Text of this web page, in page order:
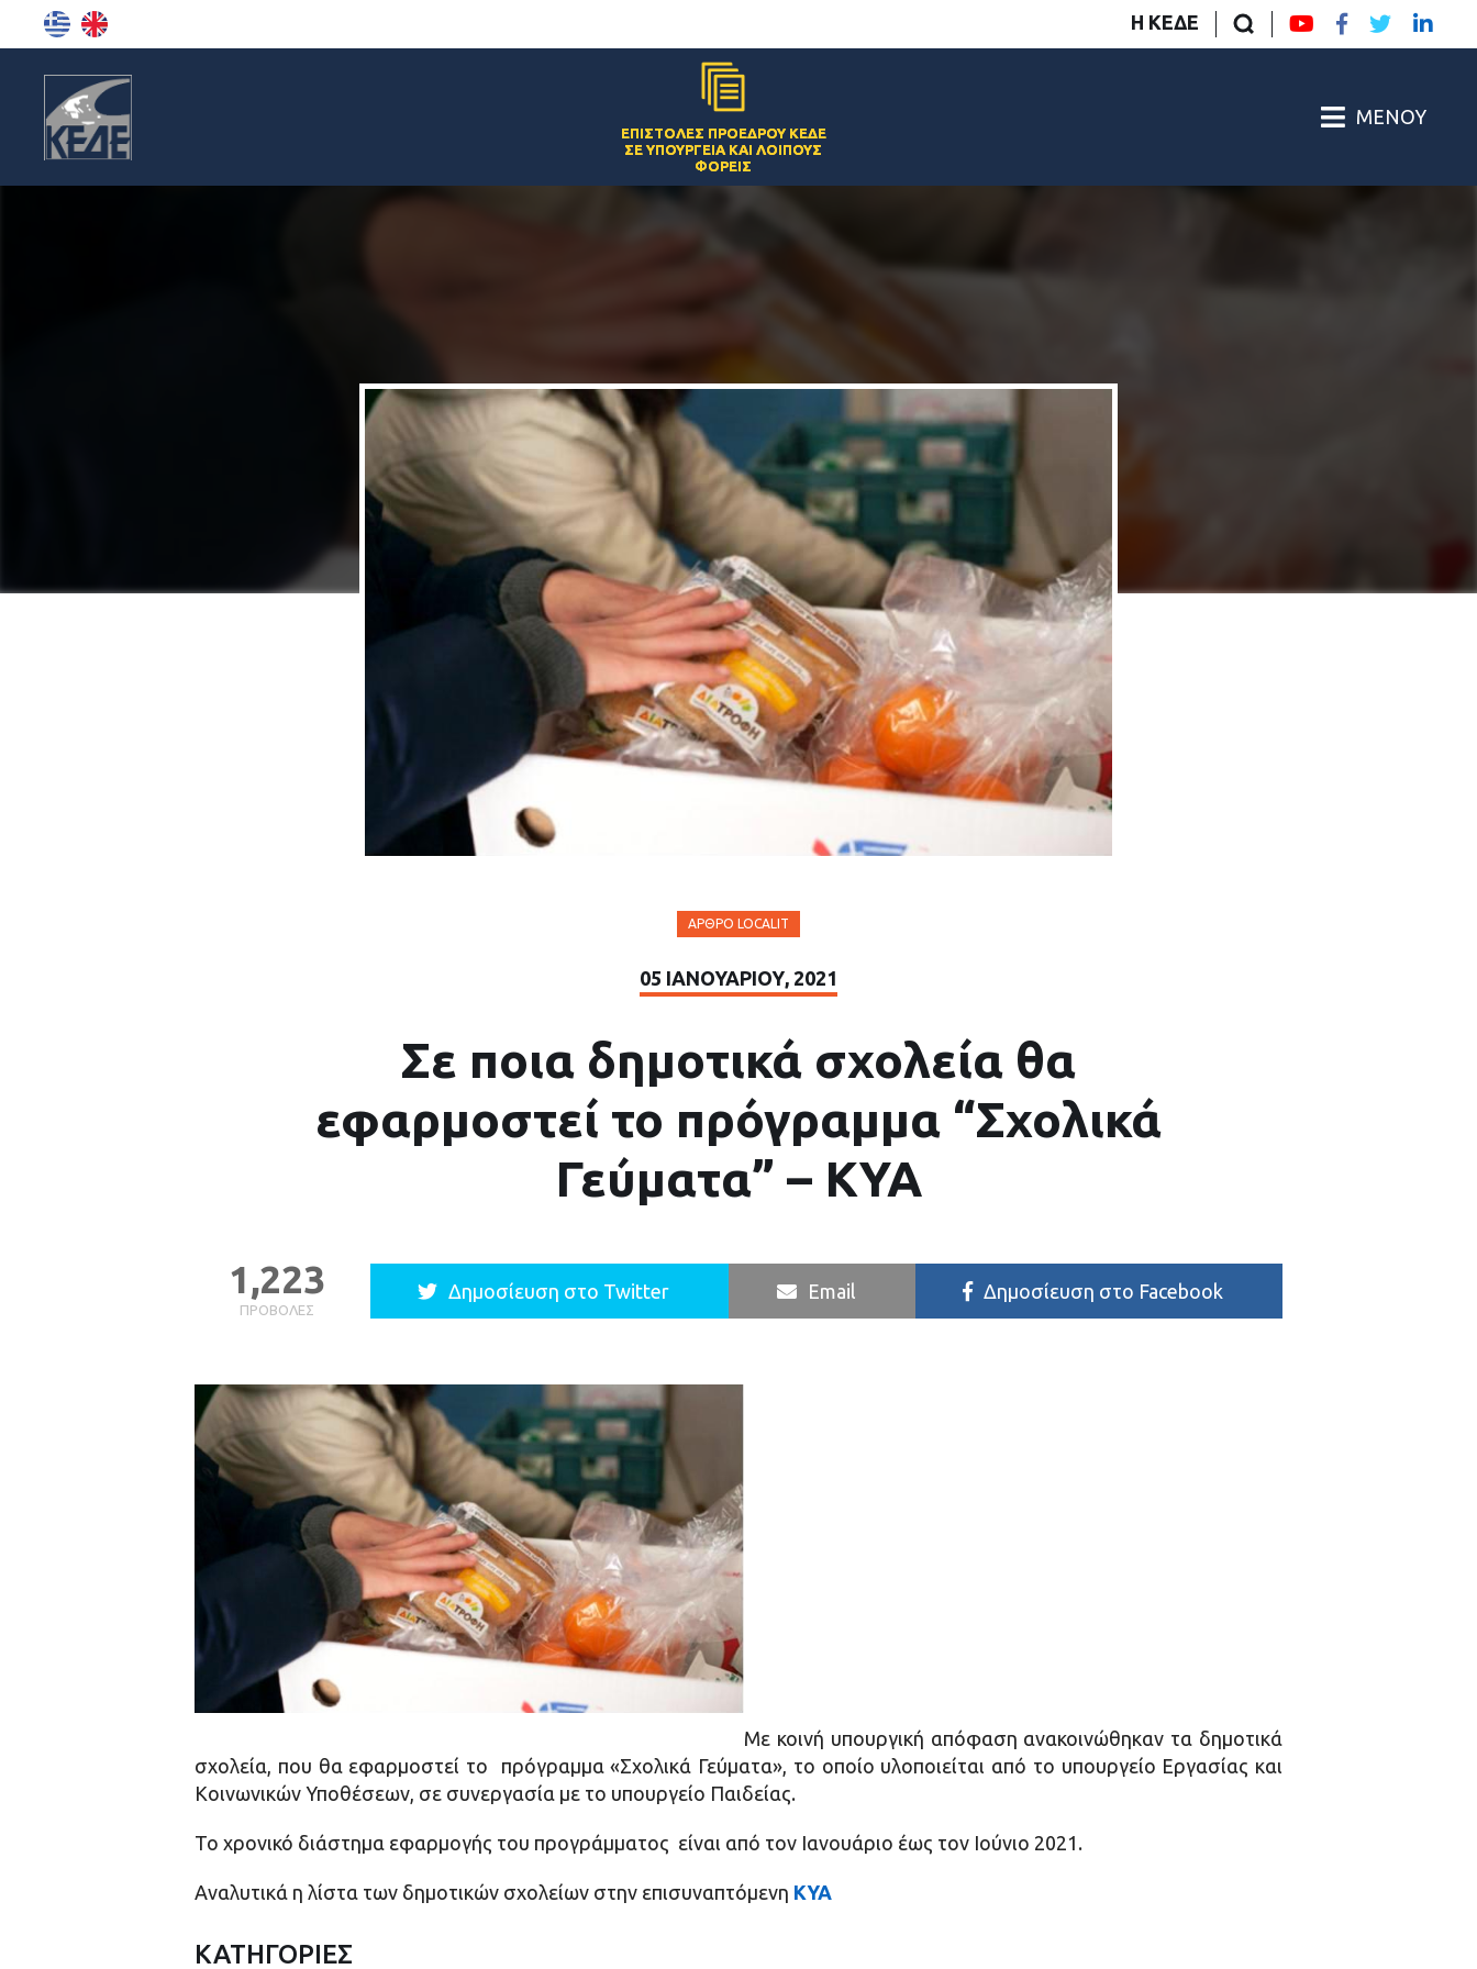
Η ΚΕΔΕ
ΕΠΙΣΤΟΛΈΣ ΠΡΟΈΔΡΟΥ ΚΕΔΕ
ΣΕ ΥΠΟΥΡΓΕΊΑ ΚΑΙ ΛΟΙΠΟΎΣ
ΦΟΡΕΊΣ
ΜΕΝΟΎ
ΆΡΘΡΟ LOCALIT
05 ΙΑΝΟΥΑΡΊΟΥ, 2021
Σε ποια δημοτικά σχολεία θα
εφαρμοστεί το πρόγραμμα “Σχολικά
Γεύματα” – ΚΥΑ
ΠΡΟΒΟΛΈΣ
1,223 Δημοσίευση στο Twitter Email Δημοσίευση στο Facebook
Με κοινή υπουργική απόφαση ανακοινώθηκαν τα δημοτικά
σχολεία, που θα εφαρμοστεί το πρόγραμμα «Σχολικά Γεύματα», το οποίο υλοποιείται από το υπουργείο Εργασίας και
Κοινωνικών Υποθέσεων, σε συνεργασία με το υπουργείο Παιδείας.
Το χρονικό διάστημα εφαρμογής του προγράμματος είναι από τον Ιανουάριο έως τον Ιούνιο 2021.
Αναλυτικά η λίστα των δημοτικών σχολείων στην επισυναπτόμενη ΚΥΑ
ΚΑΤΗΓΟΡΙΕΣ